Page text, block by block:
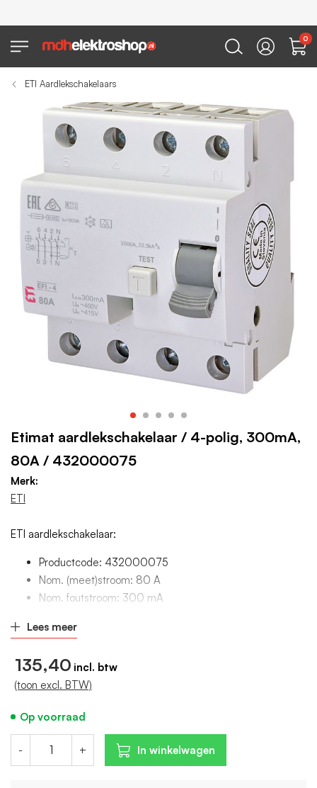
0
ETI Aardlekschakelaars
Etimat aardlekschakelaar / 4-polig, 300mA,
80A / 432000075
Merk:
ETI
135,40
(toon excl. BTW)
- + In winkelwagen
Op voorraad
ETI aardlekschakelaar:
Productcode: 432000075
Nom. (meet)stroom: 80 A
Nom. foutstroom: 300 mA
Breedte in module-eenheden: 4
Lees meer